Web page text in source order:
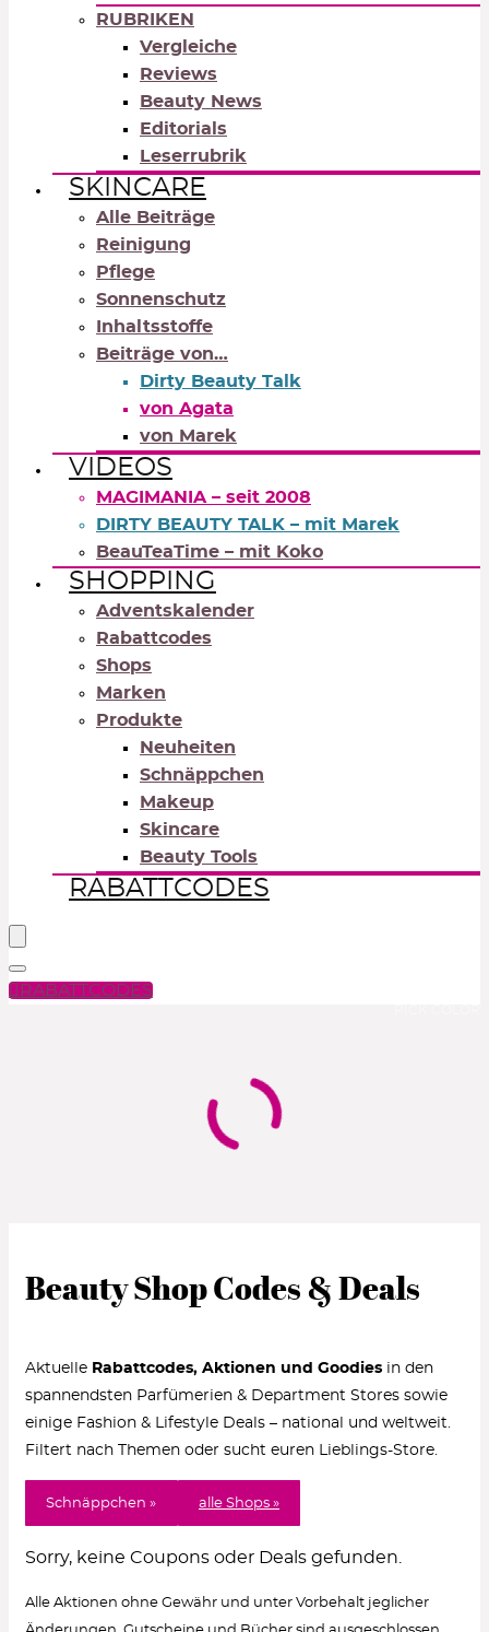
RUBRIKEN
Vergleiche
Reviews
Beauty News
Editorials
Leserrubrik
SKINCARE
Alle Beiträge
Reinigung
Pflege
Sonnenschutz
Inhaltsstoffe
Beiträge von…
Dirty Beauty Talk
von Agata
von Marek
VIDEOS
MAGIMANIA – seit 2008
DIRTY BEAUTY TALK – mit Marek
BeauTeaTime – mit Koko
SHOPPING
Adventskalender
Rabattcodes
Shops
Marken
Produkte
Neuheiten
Schnäppchen
Makeup
Skincare
Beauty Tools
RABATTCODES
RABATTCODES
Beauty Shop Codes & Deals
Aktuelle Rabattcodes, Aktionen und Goodies in den
spannendsten Parfümerien & Department Stores sowie
einige Fashion & Lifestyle Deals – national und weltweit.
Filtert nach Themen oder sucht euren Lieblings-Store.
Schnäppchen » alle Shops »
Sorry, keine Coupons oder Deals gefunden.
Alle Aktionen ohne Gewähr und unter Vorbehalt jeglicher